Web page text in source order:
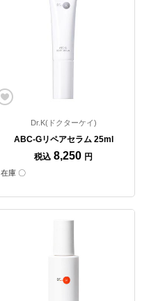
Dr.K(ドクターケイ)
ABC-Gリペアセラム 25ml
税込 8,250 円
在庫 〇